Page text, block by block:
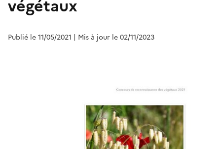
végétaux
Publié le 11/05/2021 | Mis à jour le 02/11/2023